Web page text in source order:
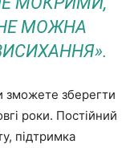
НЕ МОЖНА
зможете зберегти
роки. Постійний
підтримка